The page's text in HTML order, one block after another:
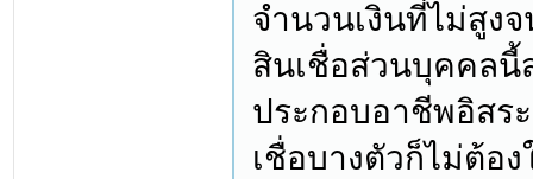
จำนวนเงินที่ไม่สูงจ
สินเชื่อส่วนบุคคลนี้
ประกอบอาชีพอิสร
เชื่อบางตัวก็ไม่ต้อ